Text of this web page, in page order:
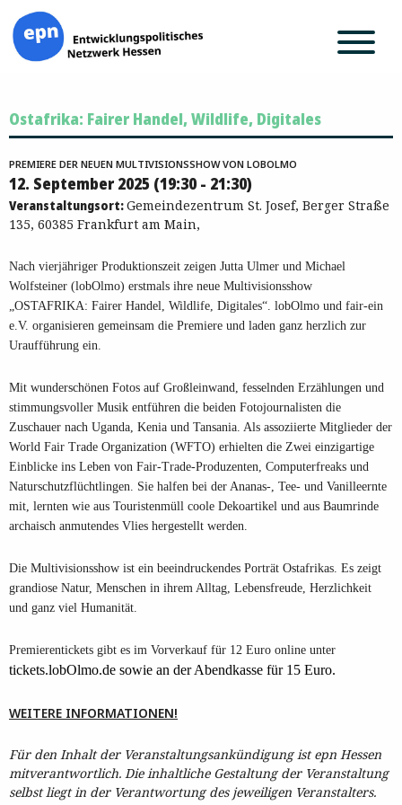
Inhalt
springen
Ostafrika: Fairer Handel, Wildlife, Digitales
PREMIERE DER NEUEN MULTIVISIONSSHOW VON LOBOLMO
12. September 2025 (19:30 - 21:30)
Veranstaltungsort:Gemeindezentrum St. Josef, Berger Straße
135, 60385 Frankfurt am Main,
Nach vierjähriger Produktionszeit zeigen Jutta Ulmer und Michael
Wolfsteiner (lobOlmo) erstmals ihre neue Multivisionsshow
„OSTAFRIKA: Fairer Handel, Wildlife, Digitales“. lobOlmo und fair-ein
e.V. organisieren gemeinsam die Premiere und laden ganz herzlich zur
Uraufführung ein.
Mit wunderschönen Fotos auf Großleinwand, fesselnden Erzählungen und
stimmungsvoller Musik entführen die beiden Fotojournalisten die
Zuschauer nach Uganda, Kenia und Tansania. Als assoziierte Mitglieder der
World Fair Trade Organization (WFTO) erhielten die Zwei einzigartige
Einblicke ins Leben von Fair-Trade-Produzenten, Computerfreaks und
Naturschutzflüchtlingen. Sie halfen bei der Ananas-, Tee- und Vanilleernte
mit, lernten wie aus Touristenmüll coole Dekoartikel und aus Baumrinde
archaisch anmutendes Vlies hergestellt werden.
Die Multivisionsshow ist ein beeindruckendes Porträt Ostafrikas. Es zeigt
grandiose Natur, Menschen in ihrem Alltag, Lebensfreude, Herzlichkeit
und ganz viel Humanität.
Premierentickets gibt es im Vorverkauf für 12 Euro online unter
tickets.lobOlmo.de sowie an der Abendkasse für 15 Euro.
WEITERE INFORMATIONEN!
Für den Inhalt der Veranstaltungsankündigung ist epn Hessen
mitverantwortlich. Die inhaltliche Gestaltung der Veranstaltung
selbst liegt in der Verantwortung des jeweiligen Veranstalters.